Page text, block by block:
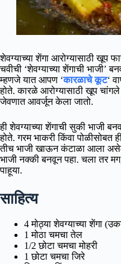
शेवग्याच्या शेंगा आरोग्यासाठी
चवीची ‘शेवग्याच्या शेंगाची भाजी’
म्हणजे यात आपण ‘कारळाचे कूट‘
होते. कारळे आरोग्यासाठी खूप
जेवणात आवर्जून केला जातो.
ही शेवग्याच्या शेंगाची सुकी भाजी
होते. गरम भाकरी किंवा पोळीसोबत
तीच भाजी खाऊन कंटाळा आला
भाजी नक्की बनवून पहा. चला तर
पाहूया.
साहित्य
4 मोठ्या शेवग्याच्या शेंगा
1 मोठा चमचा तेल
1/2 छोटा चमचा मोहरी
1 छोटा चमचा जिरे